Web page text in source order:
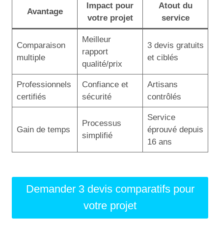
Avantage
Impact pour
votre projet
Atout du
service
Comparaison
multiple
Meilleur
rapport
qualité/prix
3 devis gratuits
et ciblés
Professionnels
certifiés
Confiance et
sécurité
Artisans
contrôlés
Gain de temps
Processus
simplifié
Service
éprouvé depuis
16 ans
Demander 3 devis comparatifs pour
votre projet